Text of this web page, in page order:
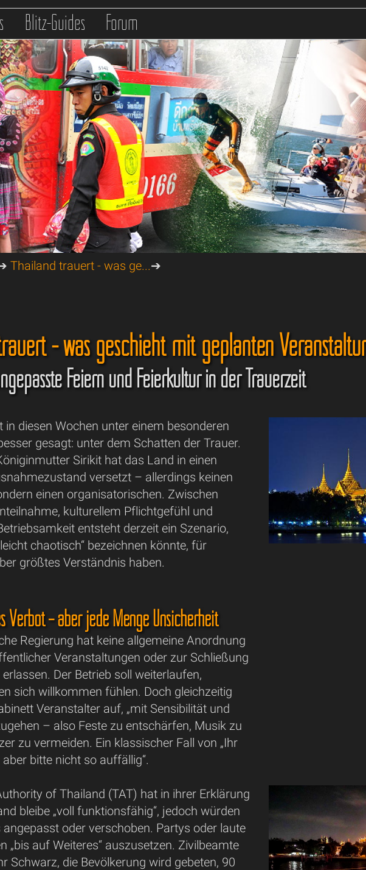
Blitz-Guides Forum
Thailand trauert - was ge...➔
- was geschieht mit geplanten
Feiern und Feierkultur in der Trauerzeit
in diesen Wochen unter einem besonderen
gesagt: unter dem Schatten der Trauer.
Sirikit hat das Land in einen
versetzt – allerdings keinen
einen organisatorischen. Zwischen
kulturellem Pflichtgefühl und
entsteht derzeit ein Szenario,
chaotisch“ bezeichnen könnte, für
größtes Verständnis haben.
Verbot – aber jede Menge Unsicherheit
Regierung hat keine allgemeine Anordnung
Veranstaltungen oder zur Schließung
Der Betrieb soll weiterlaufen,
sich willkommen fühlen. Doch gleichzeitig
Veranstalter auf, „mit Sensibilität und
– also Feste zu entschärfen, Musik zu
zu vermeiden. Ein klassischer Fall von „Ihr
bitte nicht so auffällig“.
of Thailand (TAT) hat in ihrer Erklärung
bleibe „voll funktionsfähig“, jedoch würden
angepasst oder verschoben. Partys oder laute
„bis auf Weiteres“ auszusetzen. Zivilbeamte
Schwarz, die Bevölkerung wird gebeten, 90